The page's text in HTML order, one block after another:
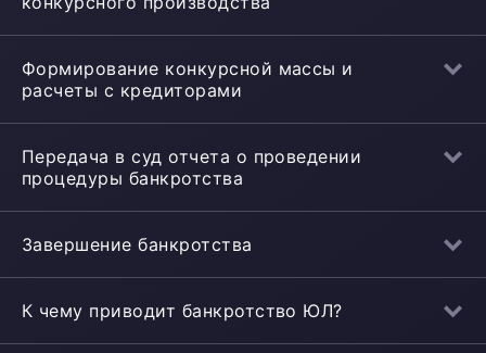
Формирование конкурсной массы и
расчеты с кредиторами
Передача в суд отчета о проведении
процедуры банкротства
Завершение банкротства
К чему приводит банкротство ЮЛ?